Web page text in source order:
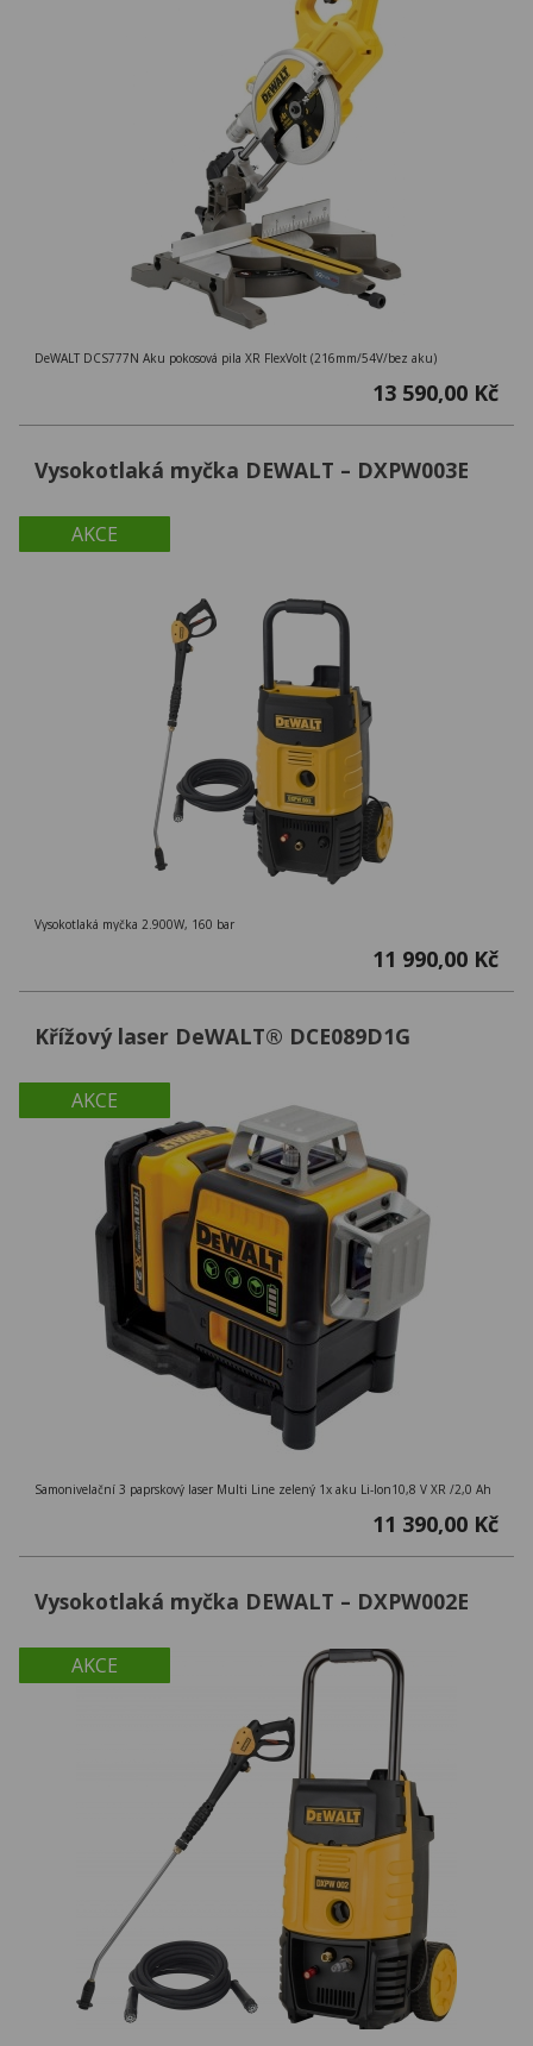
DeWALT DCS777N Aku pokosová pila XR FlexVolt (216mm/54V/bez aku)
13 590,00 Kč
AKCE
Vysokotlaká myčka DEWALT – DXPW003E
Vysokotlaká myčka 2.900W, 160 bar
11 990,00 Kč
AKCE
Křížový laser DeWALT® DCE089D1G
Samonivelační 3 paprskový laser Multi Line zelený 1x aku Li-Ion10,8 V XR /2,0 Ah
11 390,00 Kč
AKCE
Vysokotlaká myčka DEWALT – DXPW002E